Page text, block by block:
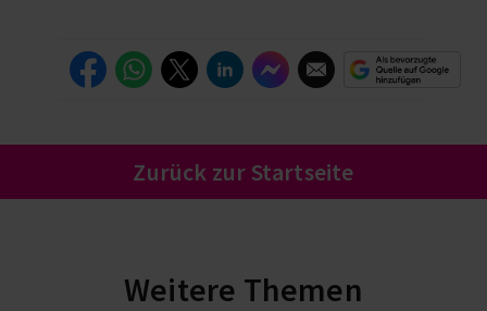
Zurück zur Startseite
Weitere Themen